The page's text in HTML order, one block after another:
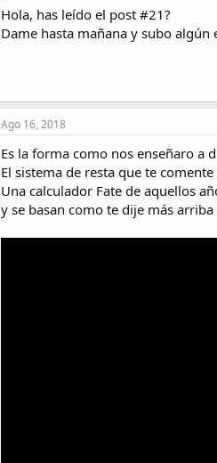
Hola, has leído el post #21?
Dame hasta mañana y subo algún
Ago 16, 2018
Es la forma como nos enseñaro a
El sistema de resta que te
Una calculador Fate de aquellos
y se basan como te dije más